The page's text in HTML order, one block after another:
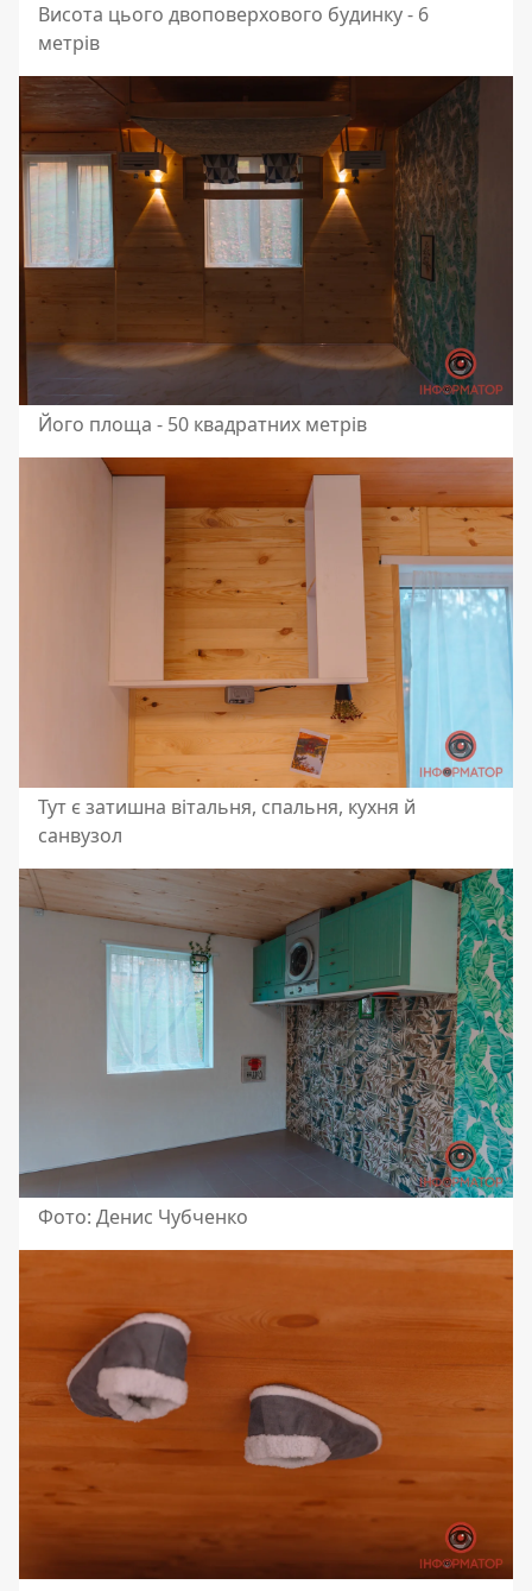
Висота цього двоповерхового будинку - 6
метрів
Його площа - 50 квадратних метрів
Тут є затишна вітальня, спальня, кухня й
санвузол
Фото: Денис Чубченко